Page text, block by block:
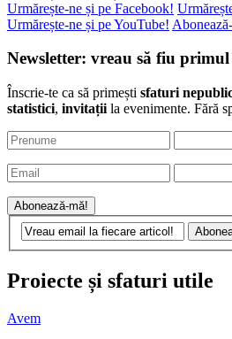
Urmărește-ne și pe Facebook!
Urmărește-ne și pe YouTube!
Newsletter: vreau să fiu
Înscrie-te ca să primești sfaturi
statistici, invitații la evenimente. Fără
Proiecte și sfaturi utile
Avem